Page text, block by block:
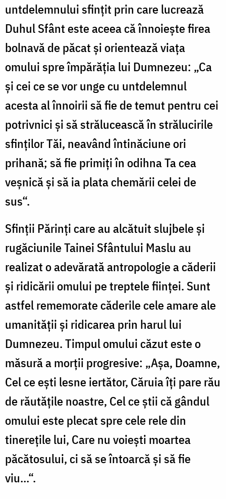
untdelemnului sfinţit prin care lucrează
Duhul Sfânt este aceea că înnoieşte firea
bolnavă de păcat şi orientează viaţa
omului spre împărăţia lui Dumnezeu: „Ca
şi cei ce se vor unge cu untdelemnul
acesta al înnoirii să fie de temut pentru cei
potrivnici şi să strălucească în strălucirile
sfinţilor Tăi, neavând întinăciune ori
prihană; să fie primiţi în odihna Ta cea
veşnică şi să ia plata chemării celei de
sus“.
Sfinţii Părinţi care au alcătuit slujbele şi
rugăciunile Tainei Sfântului Maslu au
realizat o adevărată antropologie a căderii
şi ridicării omului pe treptele fiinţei. Sunt
astfel rememorate căderile cele amare ale
umanităţii şi ridicarea prin harul lui
Dumnezeu. Timpul omului căzut este o
măsură a morţii progresive: „Aşa, Doamne,
Cel ce eşti lesne iertător, Căruia îţi pare rău
de răutăţile noastre, Cel ce ştii că gândul
omului este plecat spre cele rele din
tinereţile lui, Care nu voieşti moartea
păcătosului, ci să se întoarcă şi să fie
viu…“.